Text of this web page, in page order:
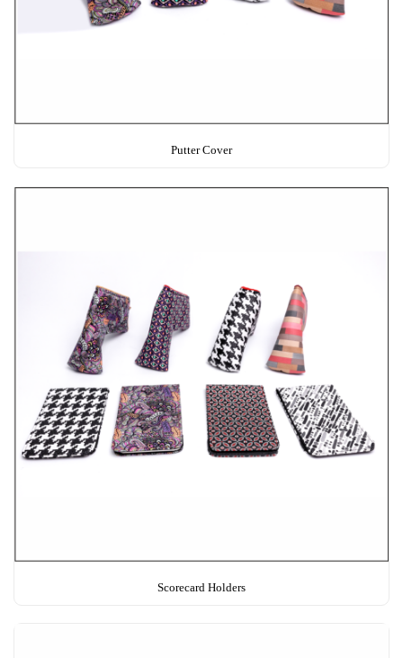
Putter Cover
Scorecard Holders